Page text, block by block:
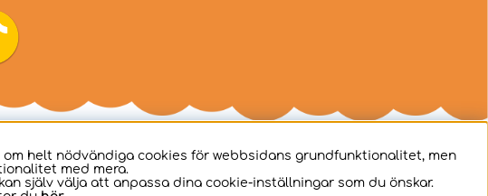
helt nödvändiga cookies för webbsidans grundfunktionalitet, men
med mera.
själv välja att anpassa dina cookie-inställningar som du önskar.